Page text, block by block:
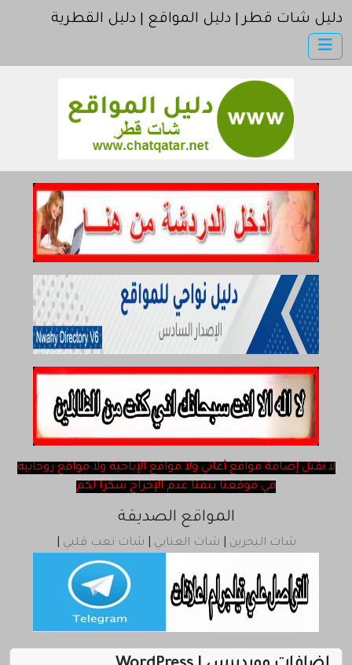
× دليل شات قطر
مواقع إخباريه | موقع الجزيرة | موقع العربية | موقع بي بي
مواقع إسلامية | موقع اسلامي
إنترنت وشبكات
الأسرة والترفيه
منتديات
أخرى ومنوعه
دليل شات قطر | دليل المواقع | دليل القطرية
لا نقبل ‎إضافة مواقع أغاني ولا مواقع الإباحية ولا مواقع روحانية
في موقعنا تتمنا عدم الإحراج شكرا لكم
المواقع الصديقة
شات البحرين شات العنابي شات تعب قلبي